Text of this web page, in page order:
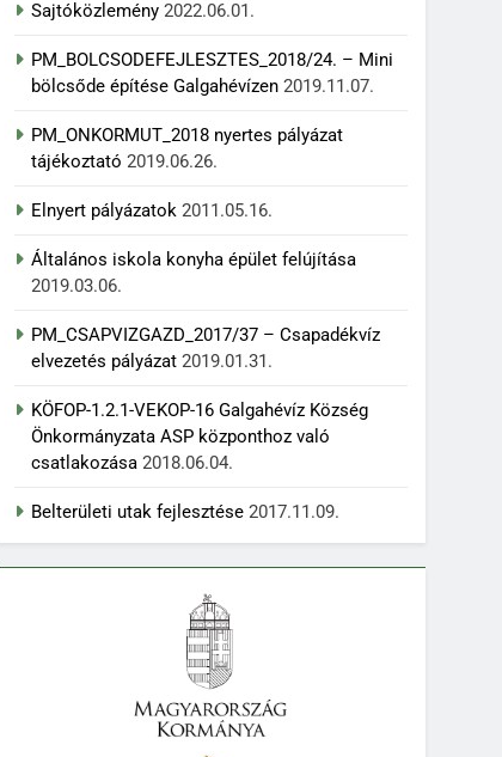
Sajtóközlemény 2022.06.01.
PM_BOLCSODEFEJLESZTES_2018/24. – Mini
bölcsőde építése Galgahévízen 2019.11.07.
PM_ONKORMUT_2018 nyertes pályázat
tájékoztató 2019.06.26.
Elnyert pályázatok 2011.05.16.
Általános iskola konyha épület felújítása
2019.03.06.
PM_CSAPVIZGAZD_2017/37 – Csapadékvíz
elvezetés pályázat 2019.01.31.
KÖFOP-1.2.1-VEKOP-16 Galgahévíz Község
Önkormányzata ASP központhoz való
csatlakozása 2018.06.04.
Belterületi utak fejlesztése 2017.11.09.